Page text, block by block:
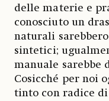
delle materie e
conosciuto un
naturali
sintetici;
manuale sarebbe
Cosicché per noi
tinto con radice di